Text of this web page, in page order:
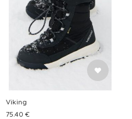
Viking
75.40 €